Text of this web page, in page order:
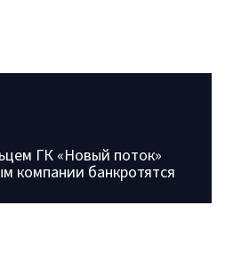
ГК «Новый поток»
компании банкротятся